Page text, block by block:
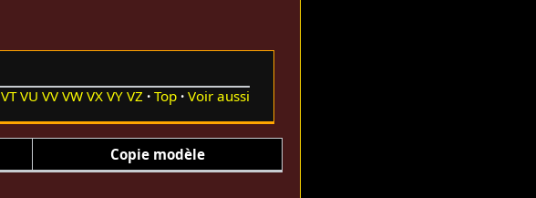
VT VU VV VW VX VY VZ Top Voir aussi
Copie modèle